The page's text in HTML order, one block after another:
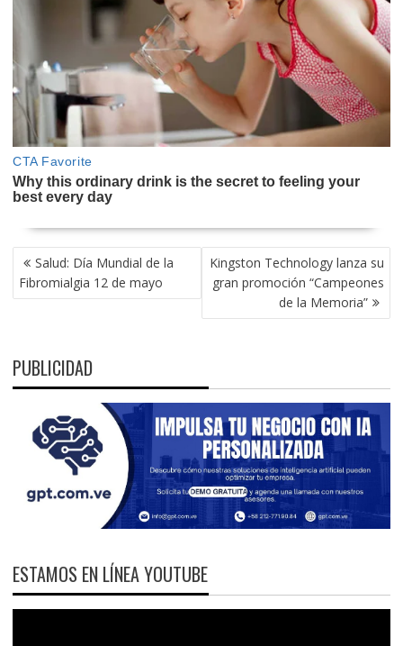
NAVEGACIÓN
DE
ENTRADAS
Salud: Día Mundial de la
Fibromialgia 12 de mayo
Kingston Technology lanza su
gran promoción “Campeones
de la Memoria”
PUBLICIDAD
ESTAMOS EN LÍNEA YOUTUBE